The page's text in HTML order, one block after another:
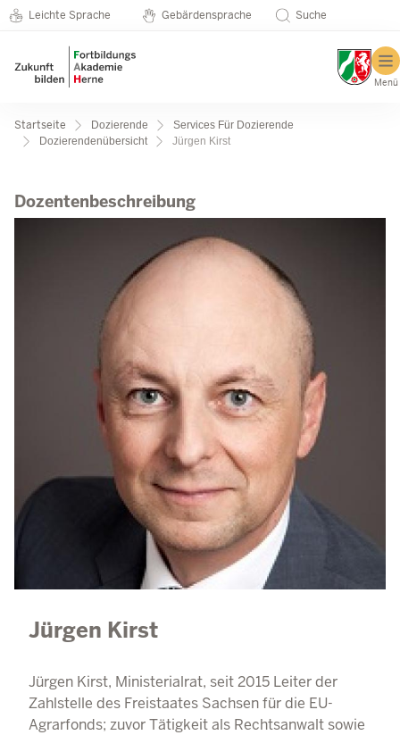
Direkt zum Inhalt Seminarkatalog
Metanavigation
Leichte Sprache Gebärdensprache Suche
Menü
Pfadnavigation
Startseite Dozierende
Services Für Dozierende
Dozierendenübersicht
Jürgen Kirst
Jürgen Kirst
Dozentenbeschreibung
Jürgen Kirst
Jürgen Kirst, Ministerialrat, seit 2015 Leiter der
Zahlstelle des Freistaates Sachsen für die EU-
Agrarfonds; zuvor Tätigkeit als Rechtsanwalt sowie